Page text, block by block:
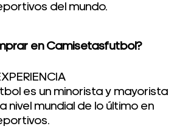
del mundo.
en Camisetasfutbol?
es un minorista y mayorista
nivel mundial de lo último en